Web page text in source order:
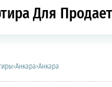
Для
›Анкара›Анкара